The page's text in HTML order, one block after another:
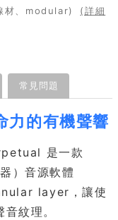
材、modular)
(詳細
常見問題
力的有機聲響
是一款
）音源軟體
layer，讓使
紋理。